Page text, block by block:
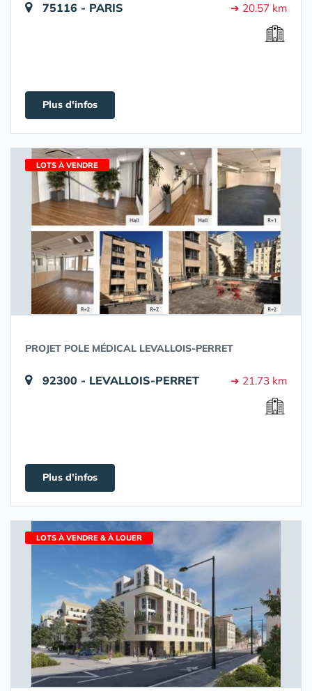
75116 - PARIS ➔ 20.57 km
Plus d'infos
LOTS À VENDRE
PROJET POLE MÉDICAL LEVALLOIS-PERRET
92300 - LEVALLOIS-PERRET ➔ 21.73 km
Plus d'infos
LOTS À VENDRE & À LOUER